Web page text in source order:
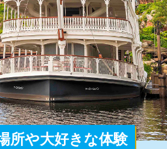
所や大好きな体験